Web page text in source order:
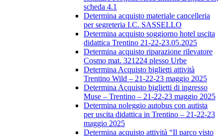
scheda 4.1
Determina acquisto materiale cancelleria
per segreteria I.C. SASSELLO
Determina acquisto soggiorno hotel uscita
didattica Trentino 21-22-23.05.2025
Determina acquisto riparazione rilevatore
Cosmo mat. 321224 plesso Urbe
Determina Acquisto biglietti attività
Trentino Wild – 21-22-23 maggio 2025
Determina Acquisto biglietti di ingresso
Muse – Trentino – 21-22-23 maggio 2025
Determina noleggio autobus con autista
per uscita didattica in Trentino – 21-22-23
maggio 2025
Determina acquisto attività “Il parco visto